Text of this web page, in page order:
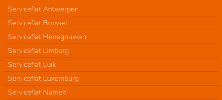
Serviceflat Antwerpen
Serviceflat Brussel
Serviceflat Henegouwen
Serviceflat Limburg
Serviceflat Luik
Serviceflat Luxemburg
Serviceflat Namen